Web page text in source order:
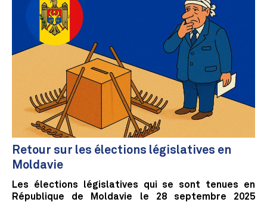
Retour sur les élections législatives en
Moldavie
Les élections législatives qui se sont tenues en
République de Moldavie le 28 septembre 2025